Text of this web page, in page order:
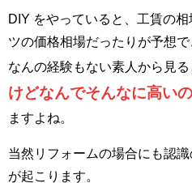
DIY をやっていると、工賃の
ツの価格相場だったりが予想で
なんの経験もない素人から見る
けどなんでそんなに高い
ますよね。
当然リフォームの場合にも認
が起こります。